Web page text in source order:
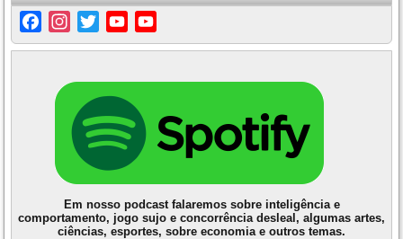
FacebookInstagramTwitterYouTube
Channel
Em nosso podcast falaremos sobre inteligência e
comportamento, jogo sujo e concorrência desleal, algumas artes,
ciências, esportes, sobre economia e outros temas.